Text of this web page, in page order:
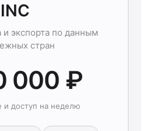
INC
и экспорта по данным
стран
000 ₽
и доступ на неделю